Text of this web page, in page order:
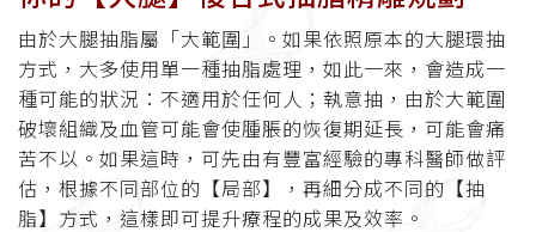
由於大腿抽脂屬「大範圍」。如果依照原本的大腿環抽
方式，大多使用單一種抽脂處理，如此一來，會造成一
種可能的狀況：不適用於任何人；執意抽，由於大範圍
破壞組織及血管可能會使腫脹的恢復期延長，可能會痛
苦不以。如果這時，可先由有豐富經驗的專科醫師做評
估，根據不同部位的【局部】，再細分成不同的【抽
脂】方式，這樣即可提升療程的成果及效率。